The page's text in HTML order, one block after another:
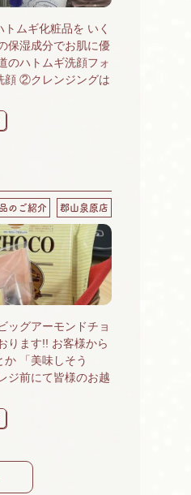
ムギ化粧品を いく
保湿成分でお肌に優
のハトムギ洗顔フォ
顔 ②クレンジングは
ーズのご案内” の
のご紹介 郡山泉原店
ッグアーモンドチョ
ります!! お客様から
「美味しそう
ジ前にて皆様のお越
ンタイン